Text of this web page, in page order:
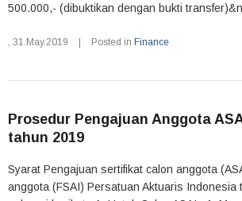
500.000,- (dibuktikan dengan bukti
, 31.May.2019 Posted in Finance
Prosedur Pengajuan Anggota
tahun 2019
Syarat Pengajuan sertifikat calon anggota
anggota (FSAI) Persatuan Aktuaris Indonesia